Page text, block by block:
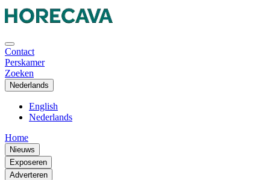
Contact
Perskamer
Zoeken
Nederlands
English
Nederlands
Home
Nieuws
Exposeren
Adverteren